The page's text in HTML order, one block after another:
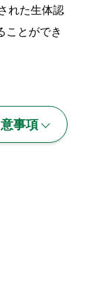
れた生体認
ことができ
事項